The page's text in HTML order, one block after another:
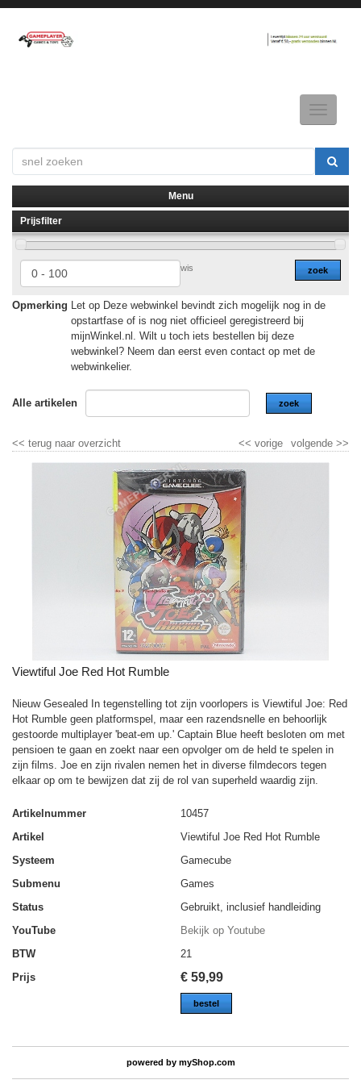
Toggle
▼
▼
Menu
Prijsfilter
zoek
wis
Opmerking Let op Deze webwinkel bevindt zich mogelijk nog in de
opstartfase of is nog niet officieel geregistreerd bij
mijnWinkel.nl. Wilt u toch iets bestellen bij deze
webwinkel? Neem dan eerst even contact op met de
webwinkelier.
Alle artikelen zoek
<< terug naar overzicht volgende >>
<< vorige
Viewtiful Joe Red Hot Rumble
Nieuw Gesealed In tegenstelling tot zijn voorlopers is Viewtiful Joe: Red
Hot Rumble geen platformspel, maar een razendsnelle en behoorlijk
gestoorde multiplayer 'beat-em up.' Captain Blue heeft besloten om met
pensioen te gaan en zoekt naar een opvolger om de held te spelen in
zijn films. Joe en zijn rivalen nemen het in diverse filmdecors tegen
elkaar op om te bewijzen dat zij de rol van superheld waardig zijn.
Artikelnummer
10457
Artikel
Viewtiful Joe Red Hot Rumble
Systeem
Gamecube
Submenu
Games
Status
Gebruikt, inclusief handleiding
YouTube
Bekijk op Youtube
BTW
21
Prijs
€ 59,99
bestel
powered by myShop.com